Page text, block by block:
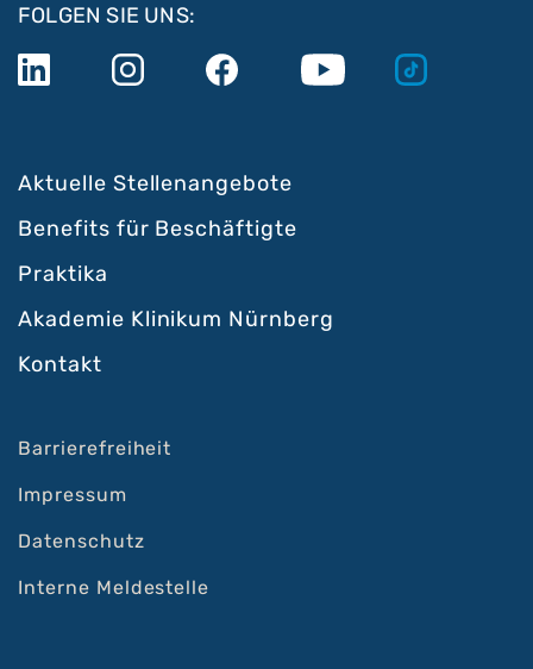
FOLGEN SIE UNS:
Aktuelle Stellenangebote
Benefits für Beschäftigte
Praktika
Akademie Klinikum Nürnberg
Kontakt
Barrierefreiheit
Impressum
Datenschutz
Interne Meldestelle